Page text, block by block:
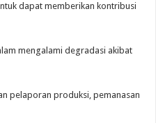
dapat memberikan kontribusi
mengalami degradasi akibat
pelaporan produksi, pemanasan